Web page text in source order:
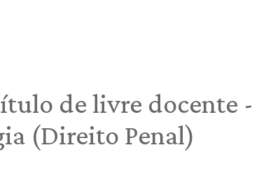
de livre docente
(Direito Penal)